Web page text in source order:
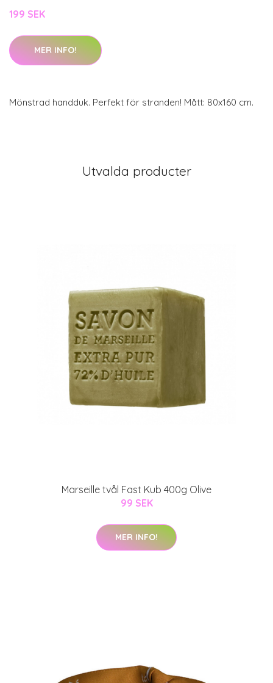
199 SEK
MER INFO!
Mönstrad handduk. Perfekt för stranden! Mått: 80x160 cm.
Utvalda producter
Marseille tvål Fast Kub 400g Olive
99 SEK
MER INFO!